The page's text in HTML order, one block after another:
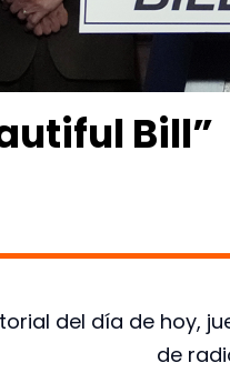
Bill”
del día de hoy,
de